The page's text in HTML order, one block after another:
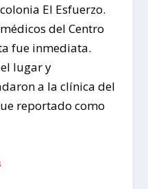
El Esfuerzo.
del Centro
fue inmediata.
lugar y
a la clínica del
reportado como